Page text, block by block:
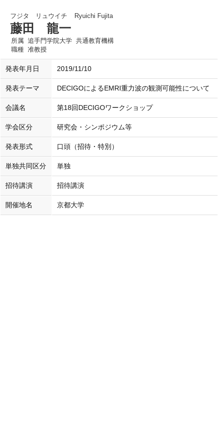
フジタ リュウイチ Ryuichi Fujita
藤田 龍一
所属 追手門学院大学 共通教育機構
職種 准教授
発表年月日 2019/11/10
発表テーマ DECIGOによるEMRI重力波の観測可能性について
会議名 第18回DECIGOワークショップ
学会区分 研究会・シンポジウム等
発表形式 口頭（招待・特別）
単独共同区分 単独
招待講演 招待講演
開催地名 京都大学